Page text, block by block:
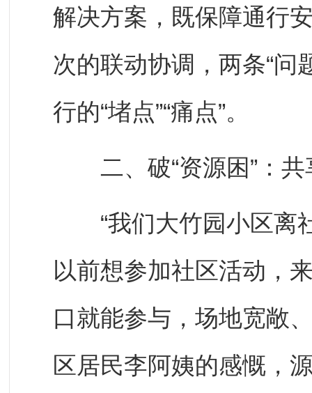
解决方案，既保障通行
次的联动协调，两条“问
行的“堵点”“痛点”。
二、破“资源困”：共
“我们大竹园小区离
以前想参加社区活动，
口就能参与，场地宽敞
区居民李阿姨的感慨，